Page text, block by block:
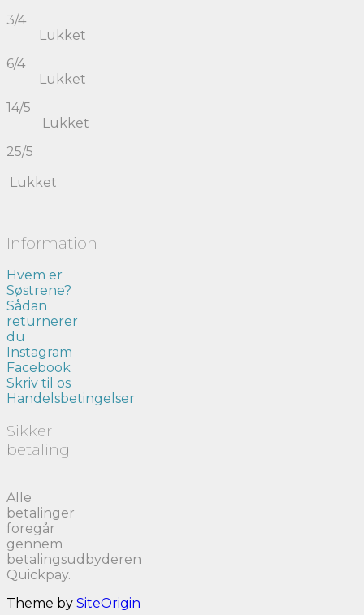
3/4
Lukket
6/4
Lukket
14/5
Lukket
25/5
Lukket
Information
Hvem er
Søstrene?
Sådan
returnerer
du
Instagram
Facebook
Skriv til os
Handelsbetingelser
Sikker
betaling
Alle
betalinger
foregår
gennem
betalingsudbyderen
Quickpay.
Theme by SiteOrigin